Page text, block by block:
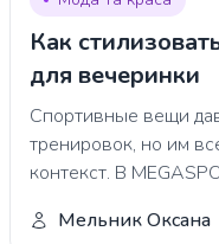
Как
для вечеринки
Спортивные вещи
тренировок, но им
контекст. В
Мельник Оксана